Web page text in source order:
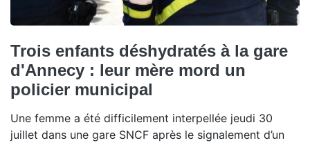
Trois enfants déshydratés à la gare
d'Annecy : leur mère mord un
policier municipal
Une femme a été difficilement interpellée jeudi 30
juillet dans une gare SNCF après le signalement d’un